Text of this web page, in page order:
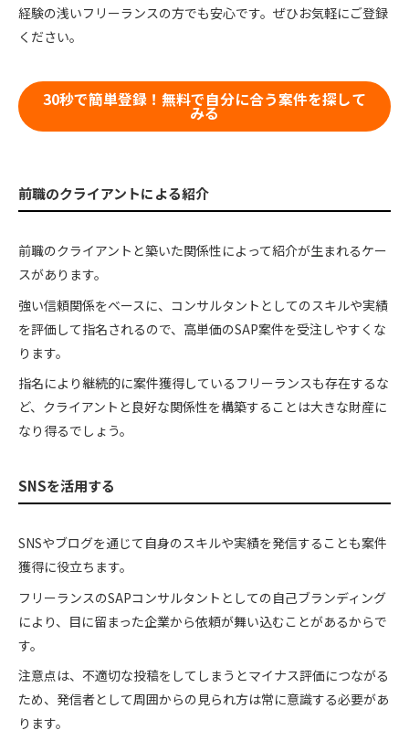
経験の浅いフリーランスの方でも安心です。ぜひお気軽にご登録
ください。
30秒で簡単登録！無料で自分に合う案件を探して
みる
前職のクライアントによる紹介
前職のクライアントと築いた関係性によって紹介が生まれるケー
スがあります。
強い信頼関係をベースに、コンサルタントとしてのスキルや実績
を評価して指名されるので、高単価のSAP案件を受注しやすくな
ります。
指名により継続的に案件獲得しているフリーランスも存在するな
ど、クライアントと良好な関係性を構築することは大きな財産に
なり得るでしょう。
SNSを活用する
SNSやブログを通じて自身のスキルや実績を発信することも案件
獲得に役立ちます。
フリーランスのSAPコンサルタントとしての自己ブランディング
により、目に留まった企業から依頼が舞い込むことがあるからで
す。
注意点は、不適切な投稿をしてしまうとマイナス評価につながる
ため、発信者として周囲からの見られ方は常に意識する必要があ
ります。